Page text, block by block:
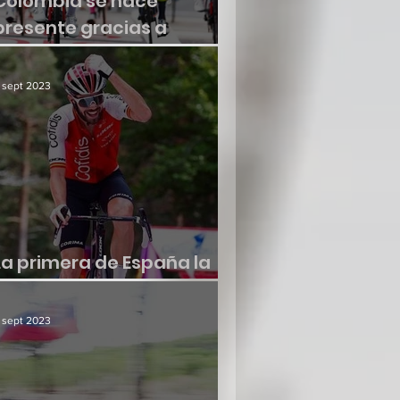
gracias a
primera de España la
Jesús Herrada
sept 2023
sept 2023